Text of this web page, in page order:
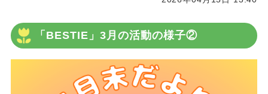
「BESTIE」3月の活動の様子②